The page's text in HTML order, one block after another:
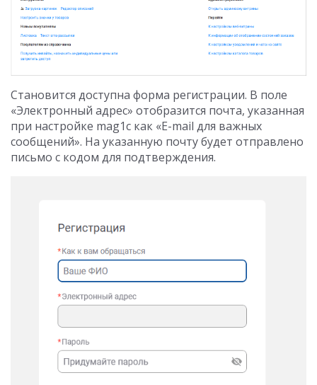
Становится доступна форма регистрации. В поле
«Электронный адрес» отобразится почта, указанная
при настройке mag1c как «E-mail для важных
сообщений». На указанную почту будет отправлено
письмо с кодом для подтверждения.